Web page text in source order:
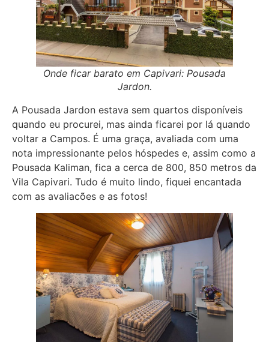
Onde ficar barato em Capivari: Pousada
Jardon.
A Pousada Jardon estava sem quartos disponíveis
quando eu procurei, mas ainda ficarei por lá quando
voltar a Campos. É uma graça, avaliada com uma
nota impressionante pelos hóspedes e, assim como a
Pousada Kaliman, fica a cerca de 800, 850 metros da
Vila Capivari. Tudo é muito lindo, fiquei encantada
com as avaliacões e as fotos!